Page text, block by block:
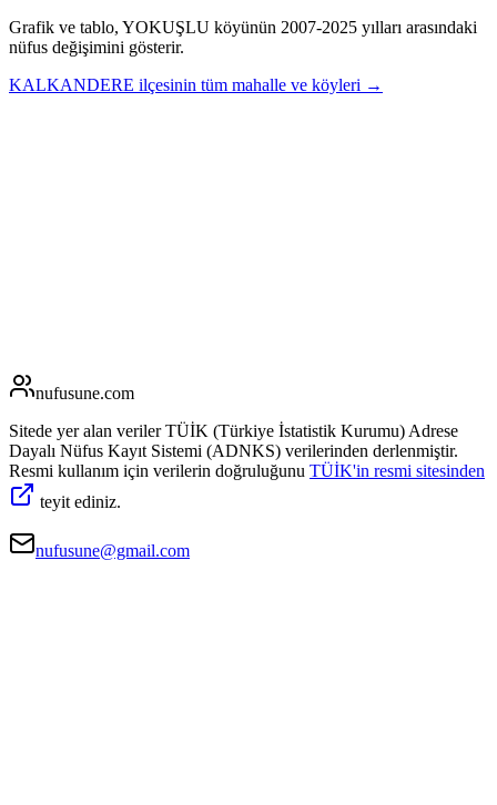
Grafik ve tablo, YOKUŞLU köyünün 2007-2025 yılları arasındaki
nüfus değişimini gösterir.
KALKANDERE ilçesinin tüm mahalle ve köyleri →
nufusune.com
Sitede yer alan veriler TÜİK (Türkiye İstatistik Kurumu) Adrese
Dayalı Nüfus Kayıt Sistemi (ADNKS) verilerinden derlenmiştir.
Resmi kullanım için verilerin doğruluğunu TÜİK'in resmi sitesinden
teyit ediniz.
nufusune@gmail.com